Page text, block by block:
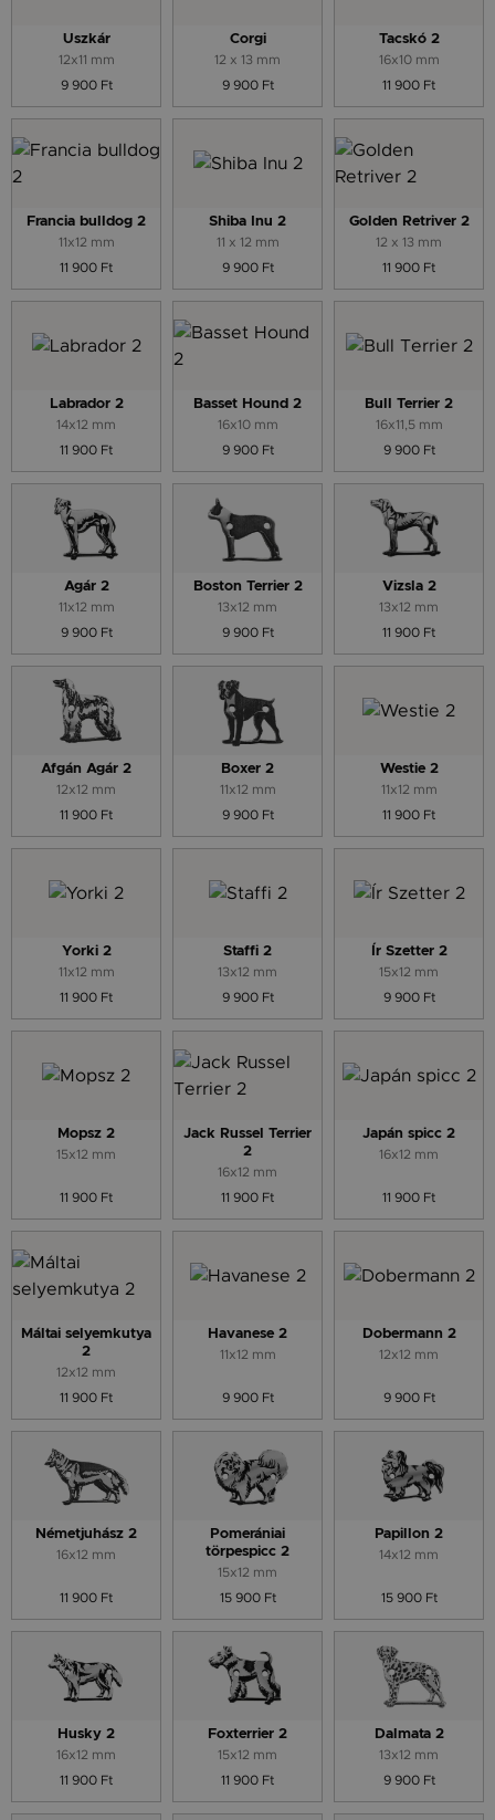
Uszkár
12x11 mm
9 900 Ft
Corgi
12 x 13 mm
9 900 Ft
Tacskó 2
16x10 mm
11 900 Ft
Francia bulldog 2
11x12 mm
11 900 Ft
Shiba Inu 2
11 x 12 mm
9 900 Ft
Golden Retriver 2
12 x 13 mm
11 900 Ft
Labrador 2
14x12 mm
11 900 Ft
Basset Hound 2
16x10 mm
9 900 Ft
Bull Terrier 2
16x11,5 mm
9 900 Ft
Agár 2
11x12 mm
9 900 Ft
Boston Terrier 2
13x12 mm
9 900 Ft
Vizsla 2
13x12 mm
11 900 Ft
Afgán Agár 2
12x12 mm
11 900 Ft
Boxer 2
11x12 mm
9 900 Ft
Westie 2
11x12 mm
11 900 Ft
Yorki 2
11x12 mm
11 900 Ft
Staffi 2
13x12 mm
9 900 Ft
Ír Szetter 2
15x12 mm
9 900 Ft
Mopsz 2
15x12 mm
11 900 Ft
Jack Russel Terrier
2
16x12 mm
11 900 Ft
Japán spicc 2
16x12 mm
11 900 Ft
Máltai selyemkutya
2
12x12 mm
11 900 Ft
Havanese 2
11x12 mm
9 900 Ft
Dobermann 2
12x12 mm
9 900 Ft
Németjuhász 2
16x12 mm
11 900 Ft
Pomerániai
törpespicc 2
15x12 mm
15 900 Ft
Papillon 2
14x12 mm
15 900 Ft
Husky 2
16x12 mm
11 900 Ft
Foxterrier 2
15x12 mm
11 900 Ft
Dalmata 2
13x12 mm
9 900 Ft